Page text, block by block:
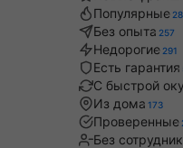
Популярные
Без опыта 257
Недорогие 291
Есть гарантия
С быстрой
Из дома 173
Проверенные
Без